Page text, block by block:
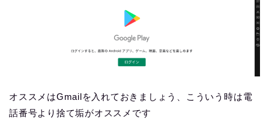
オススメはGmailを入れておきましょう、こういう時は電
話番号より捨て垢がオススメです